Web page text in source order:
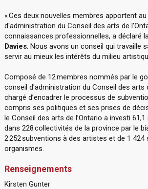
« Ces deux nouvelles membres apportent
d'administration du Conseil des arts de
connaissances professionnelles, a déclaré
Davies. Nous avons un conseil qui travaille
servir au mieux les intérêts du milieu
Composé de 12 membres nommés par le
conseil d'administration du Conseil des arts
chargé d’encadrer le processus de
compris ses politiques et ses prises de
le Conseil des arts de l’Ontario a investi
dans 228 collectivités de la province par le
2 252 subventions à des artistes et de 1 424
organismes.
Renseignements
Kirsten Gunter